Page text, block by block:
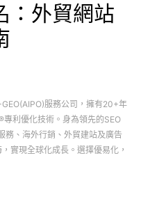
：外貿網站
服務公司，擁有20+年
利優化技術。身為領先的SEO
務、海外行銷、外貿建站及廣告
實現全球化成長。選擇優易化，